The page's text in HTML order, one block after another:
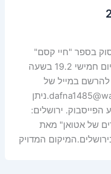
בספר "חיי קסם"
מאת דיאנה ווין ג'ונה.המועדון יתקיים ביום חמישי 19.2 בשעה
להרשם במייל של
מרכזת המועדון, דפנה קירש – dafna1485@walla.co.il.ניתן
הפייסבוק. ירושלים:
של אטואן" מאת
המדויק